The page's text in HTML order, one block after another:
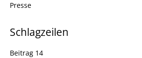
Presse
Schlagzeilen
Beitrag 14